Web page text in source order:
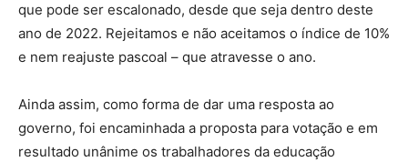
que pode ser escalonado, desde que seja dentro deste
ano de 2022. Rejeitamos e não aceitamos o índice de 10%
e nem reajuste pascoal – que atravesse o ano.
Ainda assim, como forma de dar uma resposta ao
governo, foi encaminhada a proposta para votação e em
resultado unânime os trabalhadores da educação